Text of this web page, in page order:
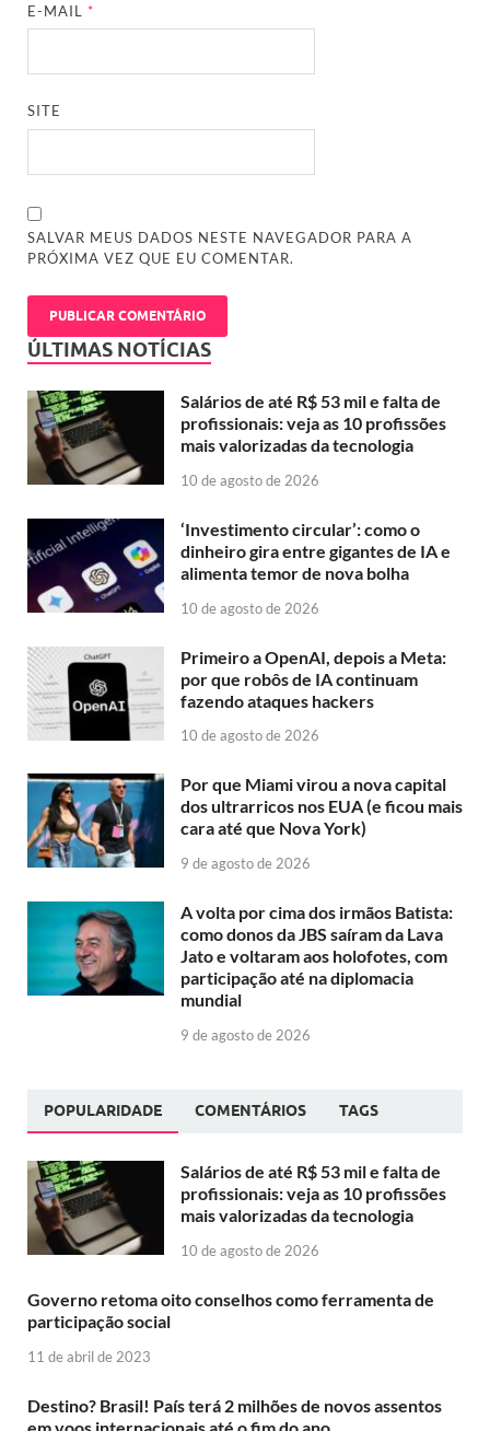
E-MAIL*
SITE
SALVAR MEUS DADOS NESTE NAVEGADOR PARA A
PRÓXIMA VEZ QUE EU COMENTAR.
ÚLTIMAS NOTÍCIAS
Salários de até R$ 53 mil e falta de
profissionais: veja as 10 profissões
mais valorizadas da tecnologia
10 de agosto de 2026
‘Investimento circular’: como o
dinheiro gira entre gigantes de IA e
alimenta temor de nova bolha
10 de agosto de 2026
Primeiro a OpenAI, depois a Meta:
por que robôs de IA continuam
fazendo ataques hackers
10 de agosto de 2026
Por que Miami virou a nova capital
dos ultrarricos nos EUA (e ficou mais
cara até que Nova York)
9 de agosto de 2026
A volta por cima dos irmãos Batista:
como donos da JBS saíram da Lava
Jato e voltaram aos holofotes, com
participação até na diplomacia
mundial
9 de agosto de 2026
POPULARIDADE COMENTÁRIOS TAGS
Salários de até R$ 53 mil e falta de
profissionais: veja as 10 profissões
mais valorizadas da tecnologia
10 de agosto de 2026
Governo retoma oito conselhos como ferramenta de
participação social
11 de abril de 2023
Destino? Brasil! País terá 2 milhões de novos assentos
em voos internacionais até o fim do ano